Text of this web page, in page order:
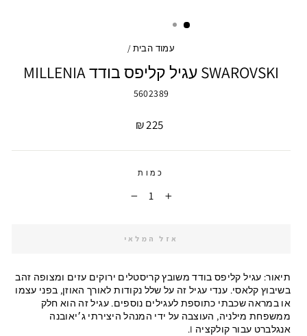
עמוד הבית /
SWAROVSKI עגיל קליפס בודד MILLENIA
5602389
מחיר
225 ₪
כמות
+
אזל המלאי
תיאור: עגיל קליפס בודד משובץ קריסטלים ירוקים עזים ומצופה זהב
בשיבוץ קלאסי. ענדי עגיל זה על שלל נקודות לאורך האוזן, בפני עצמו
או במראה שכבתי כתוספת לעגילים נוספים. עגיל זה הוא חלק
ממשפחת מילניה, העוצבה על ידי המנהל היצירתי ג׳יאובנה
אנגלברט עבור קולקציה I.